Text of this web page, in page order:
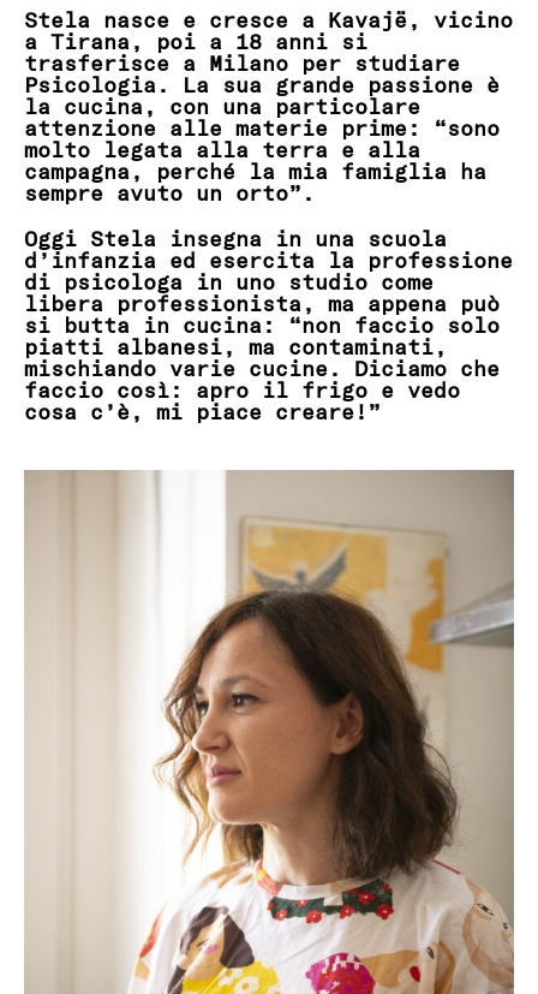
Stela nasce e cresce a Kavajë, vicino
a Tirana, poi a 18 anni si
trasferisce a Milano per studiare
Psicologia. La sua grande passione è
la cucina, con una particolare
attenzione alle materie prime: “sono
molto legata alla terra e alla
campagna, perché la mia famiglia ha
sempre avuto un orto”.
Oggi Stela insegna in una scuola
d’infanzia ed esercita la professione
di psicologa in uno studio come
libera professionista, ma appena può
si butta in cucina: “non faccio solo
piatti albanesi, ma contaminati,
mischiando varie cucine. Diciamo che
faccio così: apro il frigo e vedo
cosa c’è, mi piace creare!”